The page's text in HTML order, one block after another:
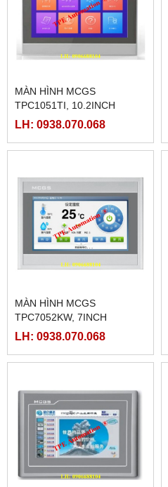
MÀN HÌNH MCGS
TPC1051TI, 10.2INCH
LH: 0938.070.068
MÀN HÌNH MCGS
TPC7052KW, 7INCH
LH: 0938.070.068